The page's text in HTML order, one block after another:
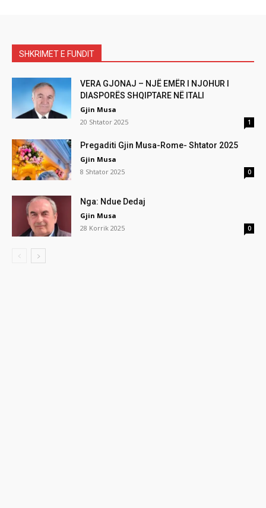
SHKRIMET E FUNDIT
VERA GJONAJ – NJË EMËR I NJOHUR I
DIASPORËS SHQIPTARE NË ITALI
Gjin Musa
20 Shtator 2025
1
Pregaditi Gjin Musa-Rome- Shtator 2025
Gjin Musa
8 Shtator 2025
0
Nga: Ndue Dedaj
Gjin Musa
28 Korrik 2025
0